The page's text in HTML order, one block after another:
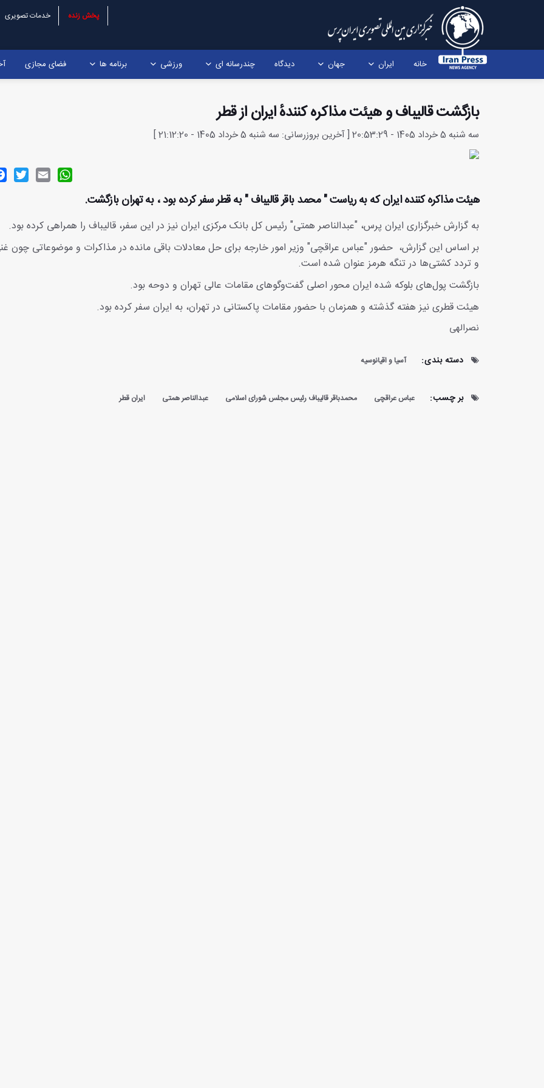
پخش زنده خدمات تصویری
خانه ایران جهان دیدگاه چندرسانه ای ورزشی برنامه ها فضای مجازی
بازگشت قالیباف و هیئت مذاکره‌ کنندهٔ ایران از قطر
سه شنبه 5 خرداد 1405 - 20:53:29 [ آخرین بروزرسانی: سه شنبه 5 خرداد 1405 - 21:12:20 ]
Email
WhatsApp
هیئت مذاکره کننده ایران که به ریاست " محمد باقر قالیباف " به قطر سفر کرده بود ، به تهران بازگشت.
به گزارش خبرگزاری ایران پرس، "عبدالناصر همتی" رئیس کل بانک مرکزی ایران نیز در این سفر، قالیباف را همراهی ‌کرده بود.
بر اساس این گزارش، حضور "عباس عراقچی" وزیر امور خارجه برای حل معادلات باقی مانده در مذاکرات و موضوعاتی چون
و تردد کشتی‌ها در تنگه هرمز عنوان شده است.
بازگشت پول‌های بلوکه‌ شده ایران محور اصلی گفت‌وگوهای مقامات عالی تهران و دوحه بود.
هیئت قطری نیز هفته گذشته و همزمان با حضور مقامات پاکستانی در تهران، به ایران سفر کرده بود.
نصرالهی
دسته بندی: آسیا و اقیانوسیه
بر چسب: عباس عراقچی محمدباقر قالیباف رئیس مجلس شورای اسلامی عبدالناصر همتی ایران قطر